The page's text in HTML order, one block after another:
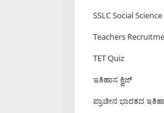
SSLC Social
Teachers
TET Quiz
ಇತಿಹಾಸ ಕ್ವಿಜ್
ಪ್ರಾಚೀನ ಭಾರತದ